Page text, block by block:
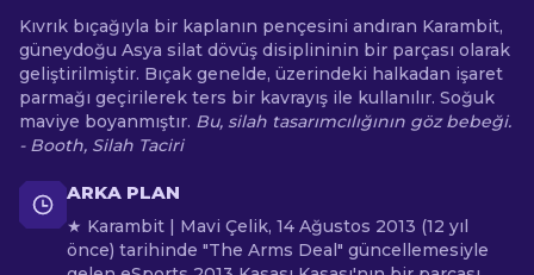
Kıvrık bıçağıyla bir kaplanın pençesini andıran Karambit,
güneydoğu Asya silat dövüş disiplininin bir parçası olarak
geliştirilmiştir. Bıçak genelde, üzerindeki halkadan işaret
parmağı geçirilerek ters bir kavrayış ile kullanılır. Soğuk
maviye boyanmıştır. Bu, silah tasarımcılığının göz bebeği.
- Booth, Silah Taciri
ARKA PLAN
★ Karambit | Mavi Çelik, 14 Ağustos 2013 (12 yıl
önce) tarihinde "The Arms Deal" güncellemesiyle